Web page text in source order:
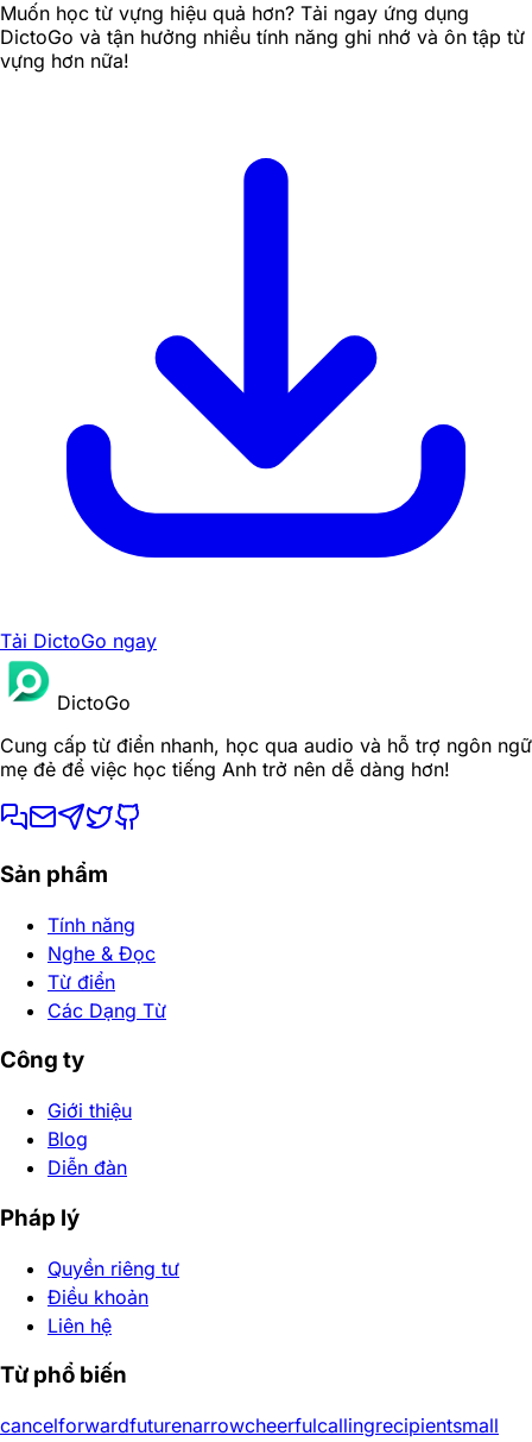
Muốn học từ vựng hiệu quả hơn? Tải ngay ứng dụng
DictoGo và tận hưởng nhiều tính năng ghi nhớ và ôn tập từ
vựng hơn nữa!
Tải DictoGo ngay
DictoGo
Cung cấp từ điển nhanh, học qua audio và hỗ trợ ngôn ngữ
mẹ đẻ để việc học tiếng Anh trở nên dễ dàng hơn!
Sản phẩm
Tính năng
Nghe & Đọc
Từ điển
Các Dạng Từ
Công ty
Giới thiệu
Blog
Diễn đàn
Pháp lý
Quyền riêng tư
Điều khoản
Liên hệ
Từ phổ biến
cancelforwardfuturenarrowcheerfulcallingrecipientsmall